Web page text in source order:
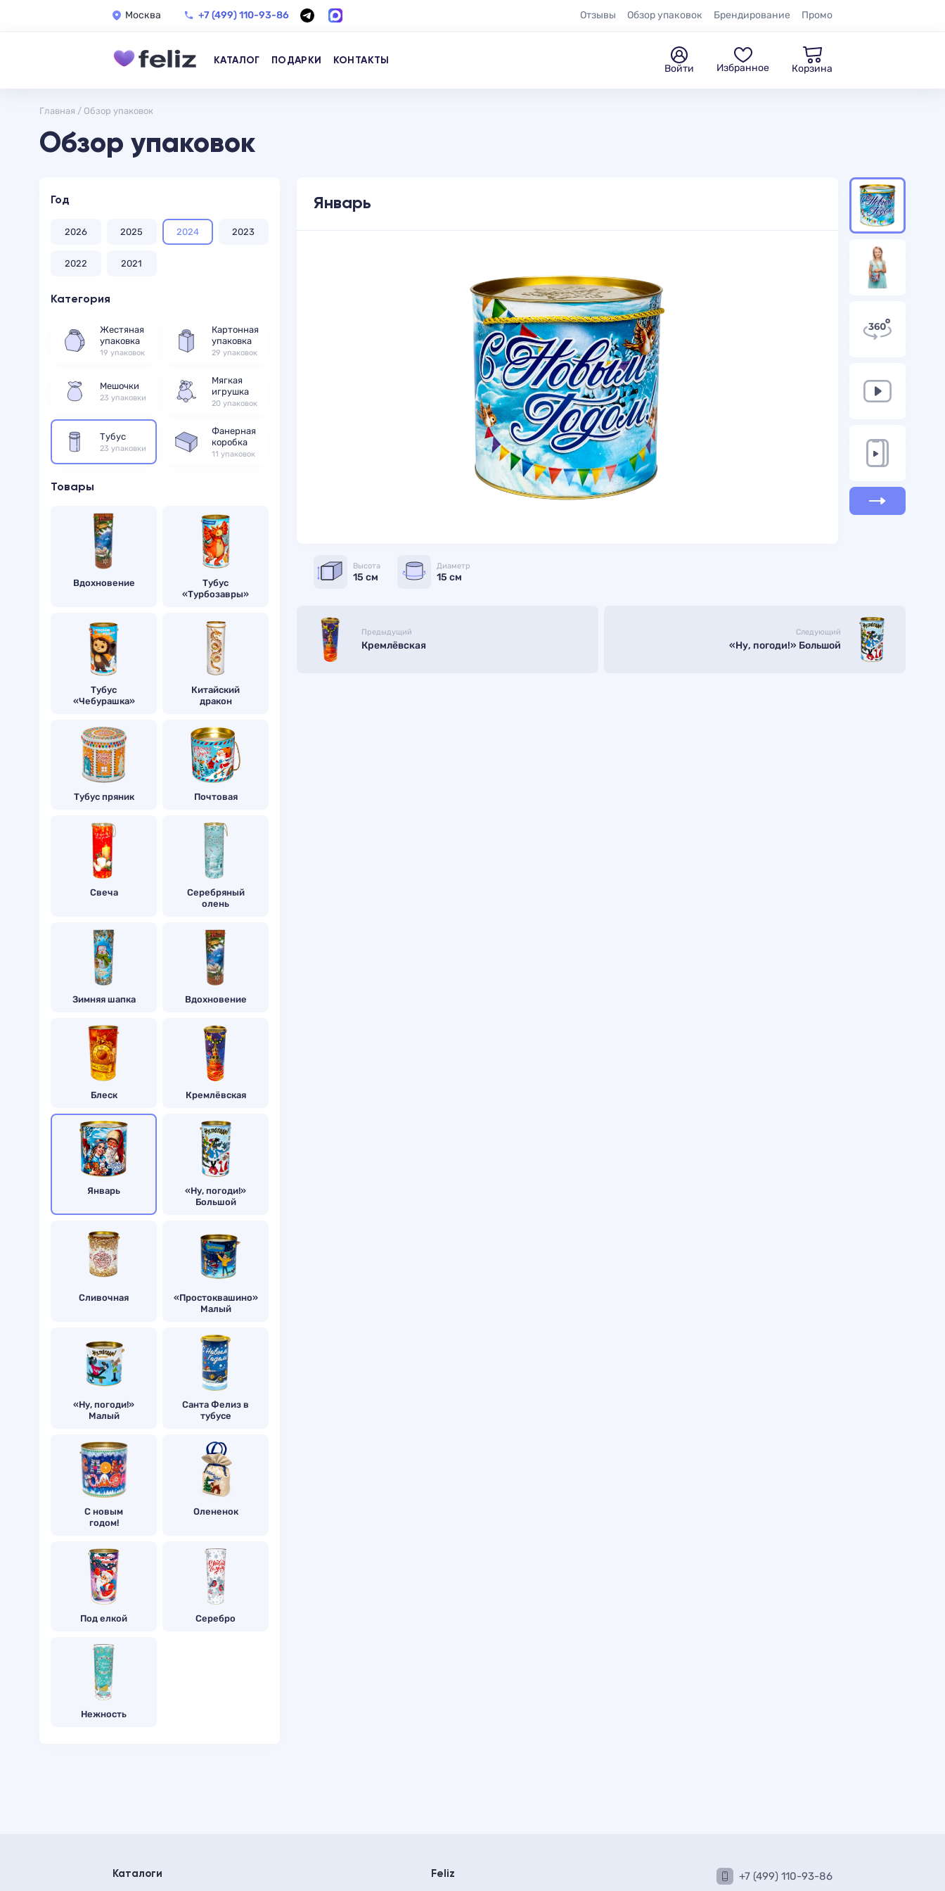
Москва +7 (499) 110-93-86 Отзывы Обзор упаковок Брендирование Промо
КАТАЛОГ ПОДАРКИ КОНТАКТЫ
Войти Избранное Корзина
Главная / Обзор упаковок
Обзор упаковок
Год
2026 2025 2024 2023
2022 2021
Категория
Жестяная
упаковка
19 упаковок
Картонная
упаковка
29 упаковок
Мешочки
23 упаковки
Мягкая
игрушка
20 упаковок
Тубус
23 упаковки
Фанерная
коробка
11 упаковок
Товары
Вдохновение
Тубус
«Турбозавры»
Тубус
«Чебурашка»
Китайский
дракон
Тубус пряник Почтовая
Свеча
Серебряный
олень
Зимняя шапка Вдохновение
Блеск Кремлёвская
Январь
«Ну, погоди!»
Большой
Сливочная
«Простоквашино»
Малый
«Ну, погоди!»
Малый
Санта Фелиз в
тубусе
С новым
годом!
Олененок
Под елкой Серебро
Нежность
Январь
Высота
15 см
Диаметр
15 см
Предыдущий
Кремлёвская
Следующий
«Ну, погоди!» Большой
Каталоги Feliz +7 (499) 110-93-86